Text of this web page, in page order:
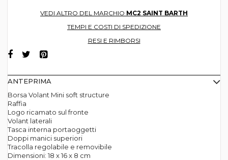
VEDI ALTRO DEL MARCHIO MC2 SAINT BARTH
TEMPI E COSTI DI SPEDIZIONE
RESI E RIMBORSI
ANTEPRIMA
Borsa Volant Mini soft structure
Raffia
Logo ricamato sul fronte
Volant laterali
Tasca interna portaoggetti
Doppi manici superiori
Tracolla regolabile e removibile
Dimensioni: 18 x 16 x 8 cm